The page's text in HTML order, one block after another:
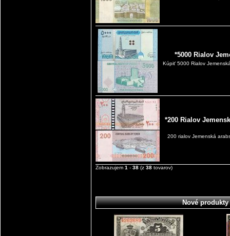
*5000 Rialov
Kúpiť 5000 Rialov
*200 Rialov
200 rialov Jemenská
Zobrazujem 1 - 38 (z 38 tovarov)
Nové produkty